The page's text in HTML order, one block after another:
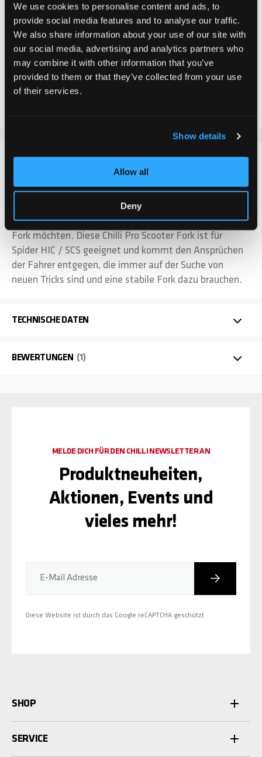
We use cookies to personalise content and ads, to
provide social media features and to analyse our traffic.
We also share information about your use of our site with
our social media, advertising and analytics partners who
may combine it with other information that you’ve
provided to them or that they’ve collected from your use
of their services.
Show details
Allow all
Deny
In den Warenkorb
Zur Vergleichsliste hinzufügen
DETAILS
Die Chilli Pro Scooter Pearl Fork in schwarz, ist aus
hochwertigen Aluminium hergestellt, sehr robust und
perfekt für alle Stunt Scooter Fahrer, die eine starke
Fork möchten. Diese Chilli Pro Scooter Fork ist für
Spider HIC / SCS geeignet und kommt den Ansprüchen
der Fahrer entgegen, die immer auf der Suche von
neuen Tricks sind und eine stabile Fork dazu brauchen.
TECHNISCHE DATEN
BEWERTUNGEN 1
E-Mail Adresse
Diese Website ist durch das Google reCAPTCHA geschützt
MELDE DICH FÜR DEN CHILLI NEWSLETTER AN
Produktneuheiten,
Aktionen, Events und
vieles mehr!
SHOP
SERVICE